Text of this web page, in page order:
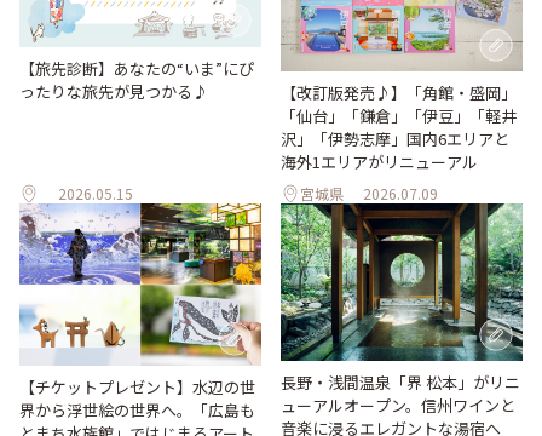
【旅先診断】あなたの“いま”にぴ
ったりな旅先が見つかる♪
2026.05.15
【改訂版発売♪】「角館・盛岡」
「仙台」「鎌倉」「伊豆」「軽井
沢」「伊勢志摩」国内6エリアと
海外1エリアがリニューアル
宮城県 2026.07.09
【チケットプレゼント】水辺の世
界から浮世絵の世界へ。「広島も
長野・浅間温泉「界 松本」がリニ
ューアルオープン。信州ワインと
音楽に浸るエレガントな湯宿へ